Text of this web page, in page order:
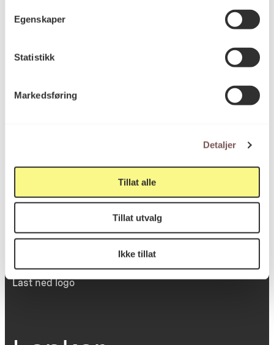
Egenskaper
Statistikk
Markedsføring
Detaljer
Tillat alle
Tillat utvalg
Ikke tillat
inngang Løkkeveien,
Viktig info
Utbetaling og fakturering
Personvernerklæring
Dokumentasjonsskjema
Last ned logo